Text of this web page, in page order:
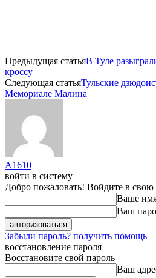
Предыдущая статьяВ Туле
кроссу
Следующая статьяТульские
Мемориале Малина
A1610
войти в систему
Добро пожаловать! Войдите в свою
Ваше имя
Ваш
Забыли пароль? получить помощь
восстановление пароля
Восстановите свой пароль
Ваш